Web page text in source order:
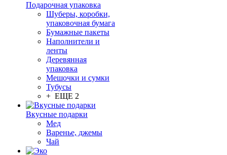
Подарочная упаковка
Шуберы, коробки,
упаковочная бумага
Бумажные пакеты
Наполнители и
ленты
Деревянная
упаковка
Мешочки и сумки
Тубусы
+ ЕЩЕ 2
Вкусные подарки
Мед
Варенье, джемы
Чай